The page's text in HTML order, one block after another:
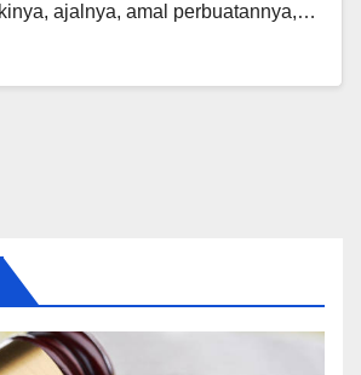
ajalnya, amal perbuatannya,…